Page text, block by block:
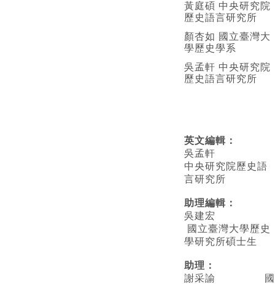
黃庭碩 中央研究院
歷史語言研究所
顏杏如 國立臺灣大
學歷史學系
吳孟軒 中央研究院
歷史語言研究所
英文編輯 ：
吳孟軒
中央研究院歷史語
言研究所
助理編輯：
吳建宏
國立臺灣大學歷史
學研究所碩士生
助理：
謝采諭
國